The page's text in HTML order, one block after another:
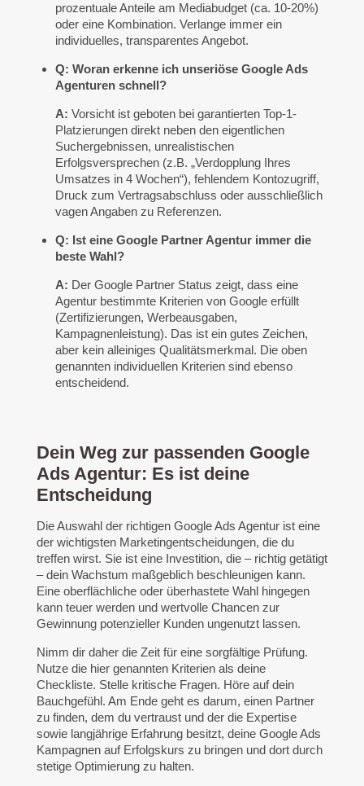
prozentuale Anteile am Mediabudget (ca. 10-20%)
oder eine Kombination. Verlange immer ein
individuelles, transparentes Angebot.
Q: Woran erkenne ich unseriöse Google Ads
Agenturen schnell?
A: Vorsicht ist geboten bei garantierten Top-1-
Platzierungen direkt neben den eigentlichen
Suchergebnissen, unrealistischen
Erfolgsversprechen (z.B. „Verdopplung Ihres
Umsatzes in 4 Wochen“), fehlendem Kontozugriff,
Druck zum Vertragsabschluss oder ausschließlich
vagen Angaben zu Referenzen.
Q: Ist eine Google Partner Agentur immer die
beste Wahl?
A: Der Google Partner Status zeigt, dass eine
Agentur bestimmte Kriterien von Google erfüllt
(Zertifizierungen, Werbeausgaben,
Kampagnenleistung). Das ist ein gutes Zeichen,
aber kein alleiniges Qualitätsmerkmal. Die oben
genannten individuellen Kriterien sind ebenso
entscheidend.
Dein Weg zur passenden Google
Ads Agentur: Es ist deine
Entscheidung
Die Auswahl der richtigen Google Ads Agentur ist eine
der wichtigsten Marketingentscheidungen, die du
treffen wirst. Sie ist eine Investition, die – richtig getätigt
– dein Wachstum maßgeblich beschleunigen kann.
Eine oberflächliche oder überhastete Wahl hingegen
kann teuer werden und wertvolle Chancen zur
Gewinnung potenzieller Kunden ungenutzt lassen.
Nimm dir daher die Zeit für eine sorgfältige Prüfung.
Nutze die hier genannten Kriterien als deine
Checkliste. Stelle kritische Fragen. Höre auf dein
Bauchgefühl. Am Ende geht es darum, einen Partner
zu finden, dem du vertraust und der die Expertise
sowie langjährige Erfahrung besitzt, deine Google Ads
Kampagnen auf Erfolgskurs zu bringen und dort durch
stetige Optimierung zu halten.